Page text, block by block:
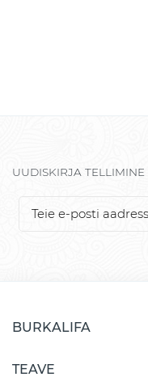
UUDISKIRJA TELLIMINE
BURKALIFA
TEAVE